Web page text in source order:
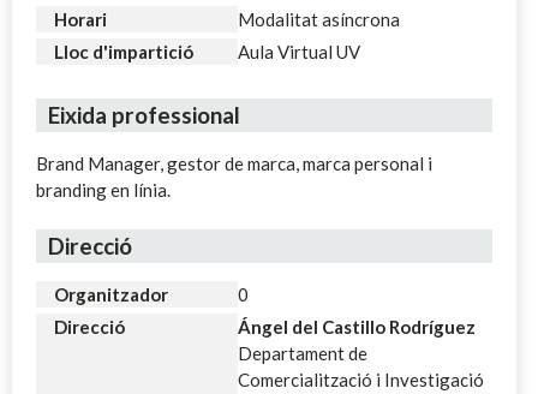
Horari
Modalitat asíncrona
Lloc d'impartició
Aula Virtual UV
Eixida professional
Brand Manager, gestor de marca, marca personal i
branding en línia.
Direcció
Organitzador
0
Direcció
Ángel del Castillo Rodríguez
Departament de
Comercialització i Investigació